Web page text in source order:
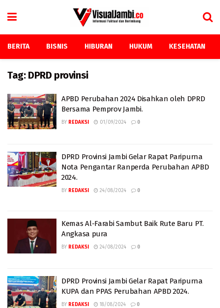
BERITA BISNIS HIBURAN HUKUM KESEHATAN
Tag: DPRD provinsi
APBD Perubahan 2024 Disahkan oleh DPRD
Bersama Pemprov Jambi.
BY REDAKSI 01/09/2024 0
DPRD Provinsi Jambi Gelar Rapat Paripurna
Nota Pengantar Ranperda Perubahan APBD
2024.
BY REDAKSI 24/08/2024 0
Kemas Al-Farabi Sambut Baik Rute Baru PT.
Angkasa pura
BY REDAKSI 24/08/2024 0
DPRD Provinsi Jambi Gelar Rapat Paripurna
KUPA dan PPAS Perubahan APBD 2024.
BY REDAKSI 18/08/2024 0